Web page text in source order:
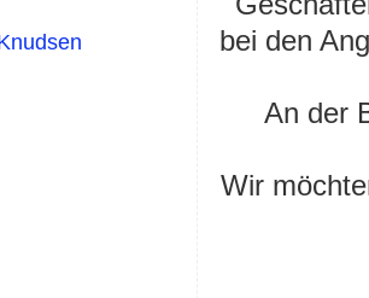
bei den
An der
Wir